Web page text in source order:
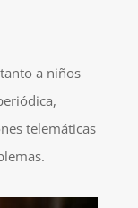
a niños
telemáticas